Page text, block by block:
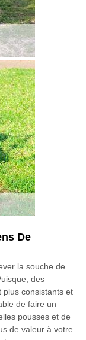
De
la souche de
des
plus consistants et
de faire un
pousses et de
de valeur à votre